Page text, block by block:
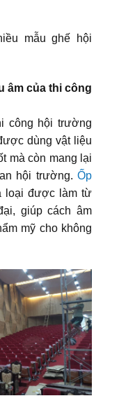
mẫu ghế hội
âm của thi công
công hội trường
dùng vật liệu
mà còn mang lại
hội trường. Ốp
loại được làm từ
giúp cách âm
mỹ cho không